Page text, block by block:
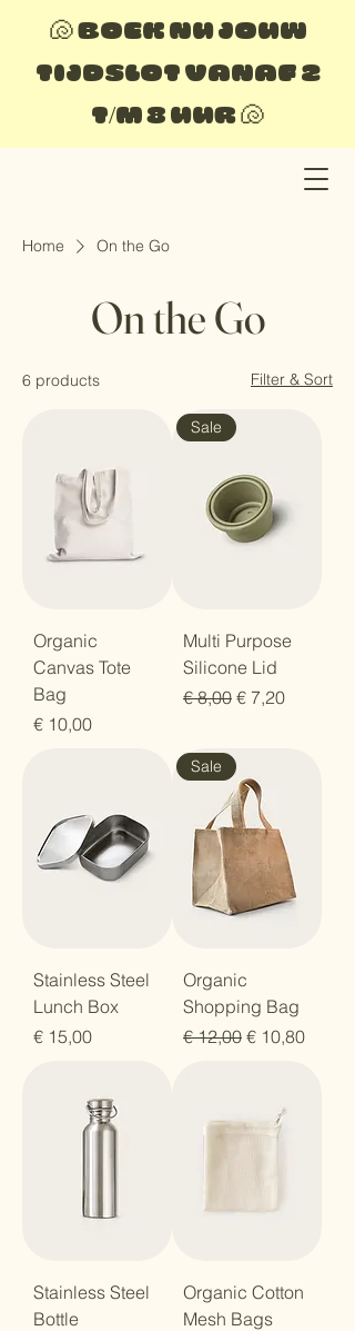
🐚 BOEK NU JOUW
TIJDSLOT VANAF 2
T/M 8 UUR 🐚
Home On the Go
On the Go
6 products Filter & Sort
Organic
Canvas Tote
Bag
Price
€ 10,00
Sale
Multi Purpose
Silicone Lid
Regular Price
€ 8,00 Sale Price
€ 7,20
Stainless Steel
Lunch Box
Price
€ 15,00
Sale
Organic
Shopping Bag
Regular Price
€ 12,00 Sale Price
€ 10,80
Stainless Steel
Bottle
Organic Cotton
Mesh Bags